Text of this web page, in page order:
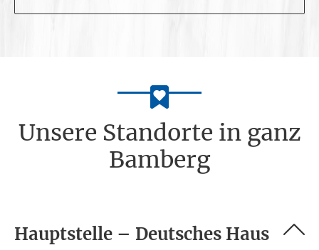
Unsere Standorte in ganz
Bamberg
Hauptstelle – Deutsches Haus